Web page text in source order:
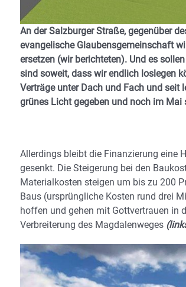
An der Salzburger Straße, gegenüber
evangelische Glaubensgemeinschaft
ersetzen (wir berichteten). Und es
sind soweit, dass wir endlich loslegen
Verträge unter Dach und Fach und
grünes Licht gegeben und noch im
Allerdings bleibt die Finanzierung eine
gesenkt. Die Steigerung bei den
Materialkosten steigen um bis zu 200
Baus (ursprüngliche Kosten rund drei
hoffen und gehen mit Gottvertrauen in
Verbreiterung des Magdalenweges